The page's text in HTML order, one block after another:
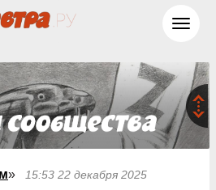
» 15:53 22 декабря 2025